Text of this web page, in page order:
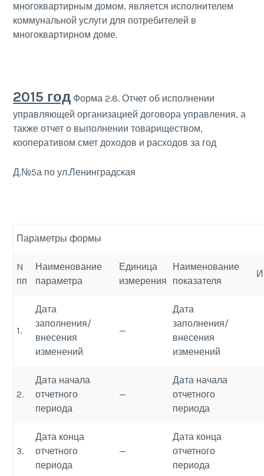
многоквартирным домом, является исполнителем
коммунальной услуги для потребителей в
многоквартирном доме.
2015 год Форма 2.8. Отчет об исполнении
управляющей организацией договора управления, а
также отчет о выполнении товариществом,
кооперативом смет доходов и расходов за год
Д.№5а по ул.Ленинградская
Параметры формы
N
пп
Наименование
параметра
Единица
измерения
Наименование
показателя
1.
Дата
заполнения/
внесения
изменений
—
Дата
заполнения/
внесения
изменений
2.
Дата начала
отчетного
периода
—
Дата начала
отчетного
периода
3.
Дата конца
отчетного
периода
—
Дата конца
отчетного
периода